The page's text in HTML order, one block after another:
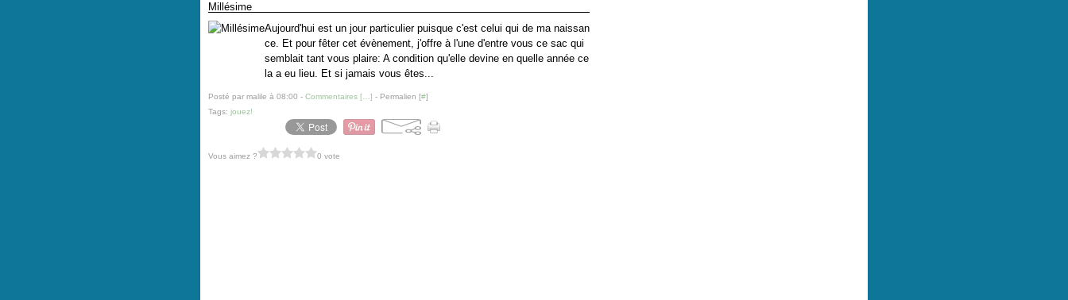
Millésime
Aujourd'hui est un jour particulier puisque c'est celui qui de ma naissan
ce. Et pour fêter cet évènement, j'offre à l'une d'entre vous ce sac qui
semblait tant vous plaire: A condition qu'elle devine en quelle année ce
la a eu lieu. Et si jamais vous êtes...
Posté par malile à 08:00 - Commentaires [ ] - Permalien [#]
Tags: jouez!
Vous aimez ? 0 vote